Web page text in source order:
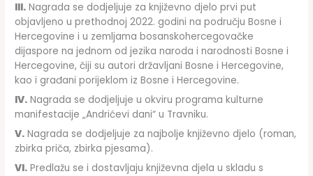
III. Nagrada se dodjeljuje za književno djelo prvi put
objavljeno u prethodnoj 2022. godini na području Bosne i
Hercegovine i u zemljama bosanskohercegovačke
dijaspore na jednom od jezika naroda i narodnosti Bosne i
Hercegovine, čiji su autori državljani Bosne i Hercegovine,
kao i građani porijeklom iz Bosne i Hercegovine.
IV. Nagrada se dodjeljuje u okviru programa kulturne
manifestacije „Andrićevi dani“ u Travniku.
V. Nagrada se dodjeljuje za najbolje književno djelo (roman,
zbirka priča, zbirka pjesama).
VI. Predlažu se i dostavljaju književna djela u skladu s